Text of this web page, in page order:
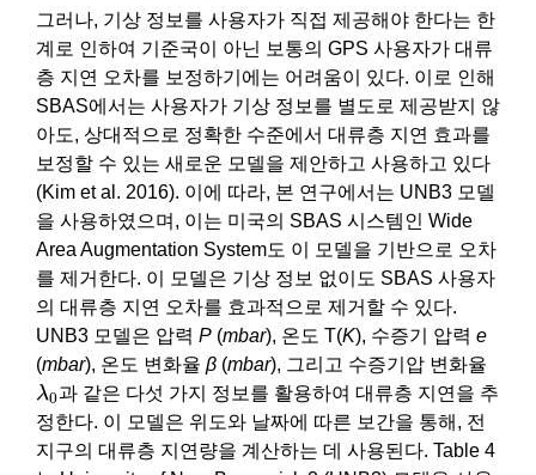
그러나, 기상 정보를 사용자가 직접 제공해야 한다는 한
계로 인하여 기준국이 아닌 보통의 GPS 사용자가 대류
층 지연 오차를 보정하기에는 어려움이 있다. 이로 인해
SBAS에서는 사용자가 기상 정보를 별도로 제공받지 않
아도, 상대적으로 정확한 수준에서 대류층 지연 효과를
보정할 수 있는 새로운 모델을 제안하고 사용하고 있다
(Kim et al. 2016). 이에 따라, 본 연구에서는 UNB3 모델
을 사용하였으며, 이는 미국의 SBAS 시스템인 Wide
Area Augmentation System도 이 모델을 기반으로 오차
를 제거한다. 이 모델은 기상 정보 없이도 SBAS 사용자
의 대류층 지연 오차를 효과적으로 제거할 수 있다.
UNB3 모델은 압력 P (mbar), 온도 T(K), 수증기 압력 e
(mbar), 온도 변화율 β (mbar), 그리고 수증기압 변화율
λ0
λ 0과 같은 다섯 가지 정보를 활용하여 대류층 지연을 추
정한다. 이 모델은 위도와 날짜에 따른 보간을 통해, 전
지구의 대류층 지연량을 계산하는 데 사용된다. Table 4